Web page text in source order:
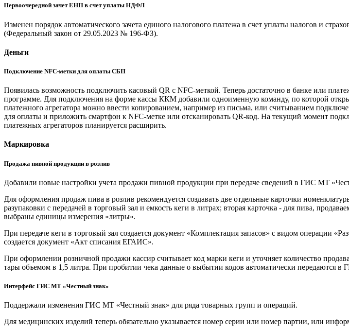
Первоочередной зачет ЕНП в счет уплаты НДФЛ
Изменен порядок автоматического зачета единого налогового платежа в счет уплаты налогов и
(Федеральный закон от 29.05.2023 № 196-ФЗ).
Деньги
Подключение NFC-метки для оплаты СБП
Появилась возможность подключить касовый QR с NFC-меткой. Теперь достаточно в банке или
программе. Для подключения на форме кассы ККМ добавили одноименную команду, по которой
платежного агрегатора можно ввести копированием, например из письма, или считыванием
для оплаты и приложить смартфон к NFC-метке или отсканировать QR-код. На текущий момент
платежных агрегаторов планируется расширить.
Маркировка
Продажа пивной продукции в розлив
Добавили новые настройки учета продажи пивной продукции при передаче сведений в ГИС МТ
Для оформления продаж пива в розлив рекомендуется создавать две отдельные карточки
разупаковки с передачей в торговый зал и емкость кеги в литрах; вторая карточка - для пива,
выбраны единицы измерения «литры».
При передаче кеги в торговый зал создается документ «Комплектация запасов» с видом операции
создается документ «Акт списания ЕГАИС».
При оформлении розничной продажи кассир считывает код марки кеги и уточняет количество
тары объемом в 1,5 литра. При пробитии чека данные о выбытии кодов автоматически передаются
Интерфейс ГИС МТ «Честный знак»
Поддержали изменения ГИС МТ «Честный знак» для ряда товарных групп и операций.
Для медицинских изделий теперь обязательно указывается номер серии или номер партии, или